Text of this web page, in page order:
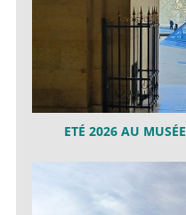
ETÉ 2026 AU MUSÉE